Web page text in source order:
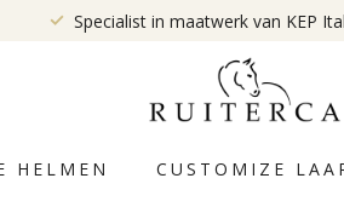
Specialist in maatwerk van KEP
HELMEN CUSTOMIZE